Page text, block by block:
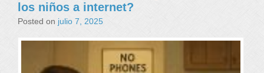
los niños a internet?
Posted on julio 7, 2025